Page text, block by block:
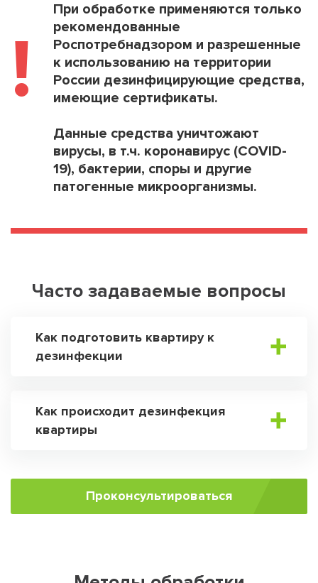
!
При обработке применяются только
рекомендованные
Роспотребнадзором и разрешенные
к использованию на территории
России дезинфицирующие средства,
имеющие сертификаты.
Данные средства уничтожают
вирусы, в т.ч. коронавирус (COVID-
19), бактерии, споры и другие
патогенные микроорганизмы.
Часто задаваемые вопросы
Как подготовить квартиру к
дезинфекции
Как происходит дезинфекция
квартиры
Проконсультироваться